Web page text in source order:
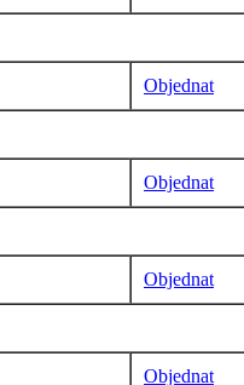
Objednat
Objednat
Objednat
Objednat